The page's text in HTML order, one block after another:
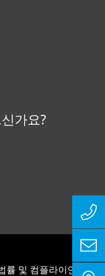
가요?
률 및 컴플라이언스